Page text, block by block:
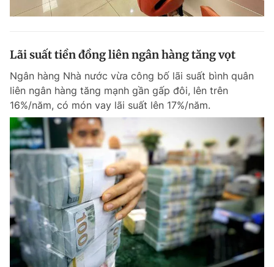
Lãi suất tiền đồng liên ngân hàng tăng vọt
Ngân hàng Nhà nước vừa công bố lãi suất bình quân
liên ngân hàng tăng mạnh gần gấp đôi, lên trên
16%/năm, có món vay lãi suất lên 17%/năm.